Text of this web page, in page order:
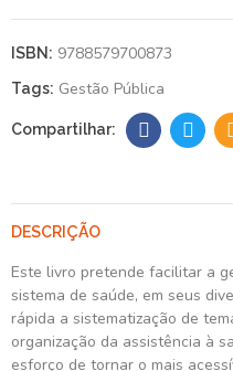
ISBN: 9788579700873
Tags: Gestão Pública
DESCRIÇÃO
Este livro pretende facilitar a
sistema de saúde, em seus
rápida a sistematização de
organização da assistência à
esforço de tornar o mais